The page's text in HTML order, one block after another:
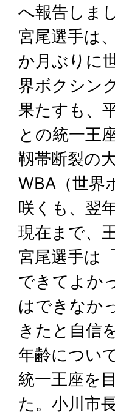
へ報告しま
宮尾選手は
か月ぶりに
界ボクシン
果たすも、
との統一王
靱帯断裂の
WBA（世界
咲くも、翌
現在まで、
宮尾選手は
できてよか
はできなか
きたと自信
年齢につい
統一王座を
た。小川市